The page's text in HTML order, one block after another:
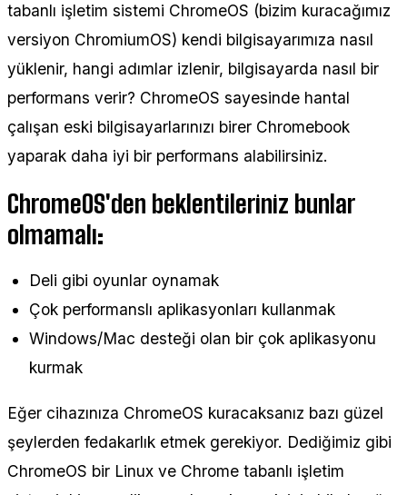
tabanlı işletim sistemi ChromeOS (bizim kuracağımız
versiyon ChromiumOS) kendi bilgisayarımıza nasıl
yüklenir, hangi adımlar izlenir, bilgisayarda nasıl bir
performans verir? ChromeOS sayesinde hantal
çalışan eski bilgisayarlarınızı birer Chromebook
yaparak daha iyi bir performans alabilirsiniz.
ChromeOS'den beklentileriniz bunlar
olmamalı:
Deli gibi oyunlar oynamak
Çok performanslı aplikasyonları kullanmak
Windows/Mac desteği olan bir çok aplikasyonu
kurmak
Eğer cihazınıza ChromeOS kuracaksanız bazı güzel
şeylerden fedakarlık etmek gerekiyor. Dediğimiz gibi
ChromeOS bir Linux ve Chrome tabanlı işletim